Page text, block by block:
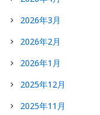
2026年3月
2026年2月
2026年1月
2025年12月
2025年11月